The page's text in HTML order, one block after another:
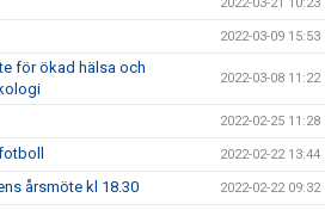
2022-03-09 15:53
för ökad hälsa och
2022-03-08 11:22
2022-02-25 11:28
2022-02-22 13:44
årsmöte kl 18.30 2022-02-22 09:32